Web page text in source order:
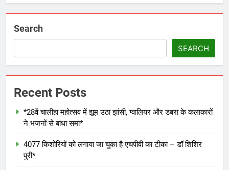
Search
SEARCH
Recent Posts
*28वें चालीहा महोत्सव में झूम उठा झांसी, ग्वालियर और डबरा के कलाकारों
ने भजनों से बांधा समां*
4077 किशोरियों को लगाया जा चुका है एचपीवी का टीका – डॉ शिशिर
पुरी*